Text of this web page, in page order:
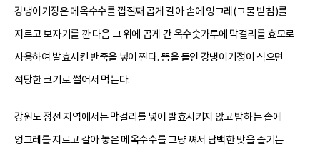
강냉이기정은 메옥수수를 껍질째 곱게 갈아 솥에 엉그레(그물 받침)를
지르고 보자기를 깐 다음 그 위에 곱게 간 옥수숫가루에 막걸리를 효모로
사용하여 발효시킨 반죽을 넣어 찐다. 뜸을 들인 강냉이기정이 식으면
적당한 크기로 썰어서 먹는다.
강원도 정선 지역에서는 막걸리를 넣어 발효시키지 않고 밥하는 솥에
엉그레를 지르고 갈아 놓은 메옥수수를 그냥 쪄서 담백한 맛을 즐기는